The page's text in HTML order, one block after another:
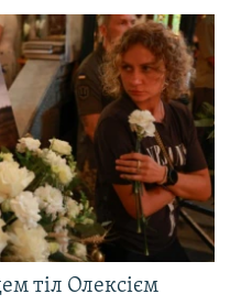
тіл Олексієм